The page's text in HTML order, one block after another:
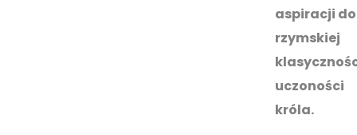
aspiracji do
rzymskiej
uczoności
króla.